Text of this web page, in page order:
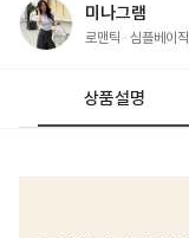
미나그램
로맨틱 심플베이직
상품설명